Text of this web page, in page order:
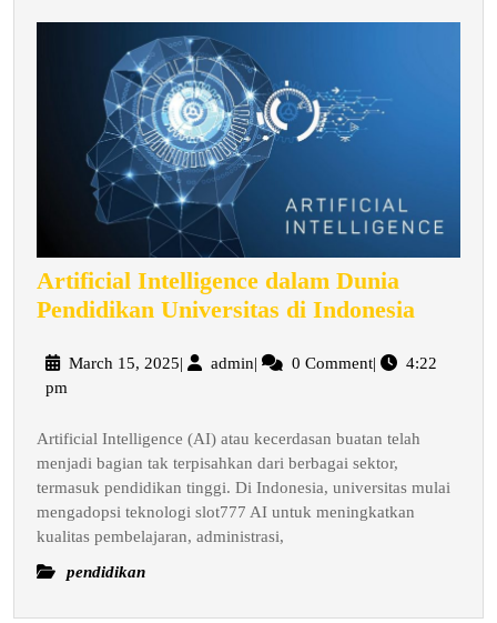
Artificial Intelligence dalam Dunia
Pendidikan Universitas di Indonesia
dalam
di
March 15, 2025March
| adminadmin
| 0 Comment|
4:22
pm
Artificial Intelligence (AI) atau kecerdasan buatan telah
menjadi bagian tak terpisahkan dari berbagai sektor,
termasuk pendidikan tinggi. Di Indonesia, universitas mulai
mengadopsi teknologi slot777 AI untuk meningkatkan
kualitas pembelajaran, administrasi,
pendidikan